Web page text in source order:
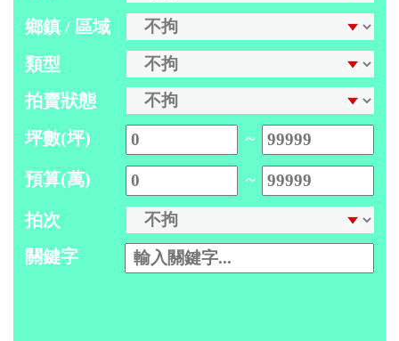
鄉鎮 / 區域
類型
拍賣狀態
坪數(坪)
~
預算(萬) ~
拍次
關鍵字